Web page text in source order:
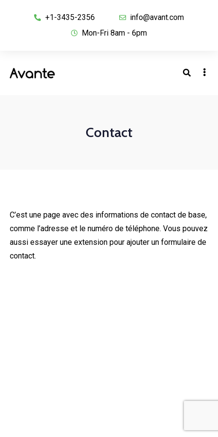
+1-3435-2356
info@avant.com
Mon-Fri 8am - 6pm
Contact
C’est une page avec des informations de contact de base,
comme l’adresse et le numéro de téléphone. Vous pouvez
aussi essayer une extension pour ajouter un formulaire de
contact.